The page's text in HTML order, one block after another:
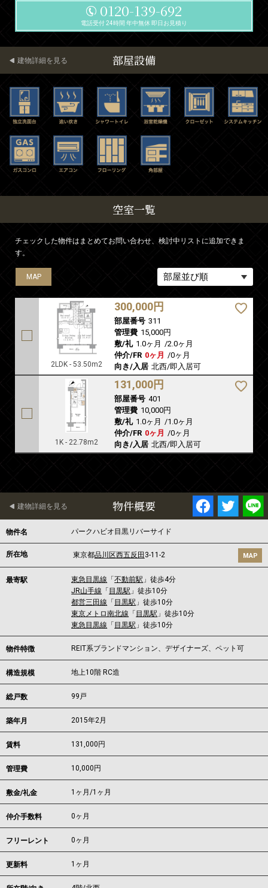
0120-139-692
電話受付 24時間 年中無休 即日お見積り
部屋設備
建物詳細を見る
空室一覧
チェックした物件はまとめてお問い合わせ、検討中リストに追加できま
す。
MAP
2LDK - 53.50m2
300,000円
部屋番号 311
管理費 15,000円
敷/礼 1.0ヶ月 /2.0ヶ月
仲介/FR 0ヶ月 /0ヶ月
向き/入居 北西/即入居可
MAP
1K - 22.78m2
131,000円
部屋番号 401
管理費 10,000円
敷/礼 1.0ヶ月 /1.0ヶ月
仲介/FR 0ヶ月 /0ヶ月
向き/入居 北西/即入居可
物件概要
建物詳細を見る
物件名 パークハビオ目黒リバーサイド
所在地 東京都品川区西五反田 3-11-2 MAP
最寄駅 東急目黒線 「不動前駅 」徒歩4分
JR山手線 「 目黒駅 」徒歩10分
都営三田線 「 目黒駅 」徒歩10分
東京メトロ南北線 「 目黒駅 」徒歩10分
東急目黒線 「 目黒駅 」徒歩10分
物件特徴 REIT系ブランドマンション、デザイナーズ、ペット可
構造規模 地上10階 RC造
総戸数 99戸
築年月 2015年2月
賃料 131,000 円
管理費 10,000円
敷金/礼金 1ヶ月/1ヶ月
仲介手数料 0ヶ月
フリーレント 0ヶ月
更新料 1ヶ月